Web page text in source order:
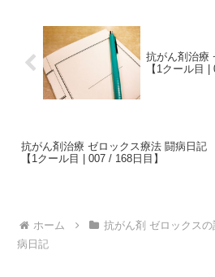
抗がん剤治療
【1クール目 |
抗がん剤治療 ゼロックス療法 闘病日記
【1クール目 | 007 / 168日目】
ホーム 抗がん剤 ゼロックスの
病日記